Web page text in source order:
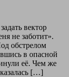
вектор
не заботит».
обстрелом
в опасной
её. Чем же
[…]